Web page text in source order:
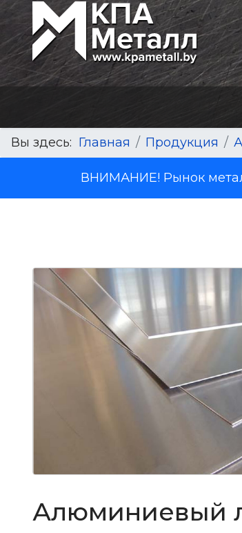
Вы здесь: Главная Продукция
ВНИМАНИЕ! Рынок
Алюминиевый